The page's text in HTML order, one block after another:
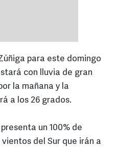
para este domingo
con lluvia de gran
la mañana y la
a los 26 grados.
un 100% de
del Sur que irán a